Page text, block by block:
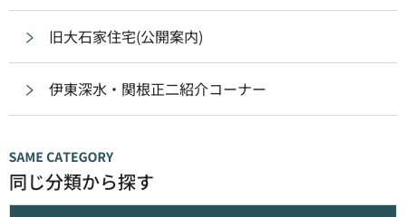
旧大石家住宅(公開案内)
伊東深水・関根正二紹介コーナー
同じ分類から探す